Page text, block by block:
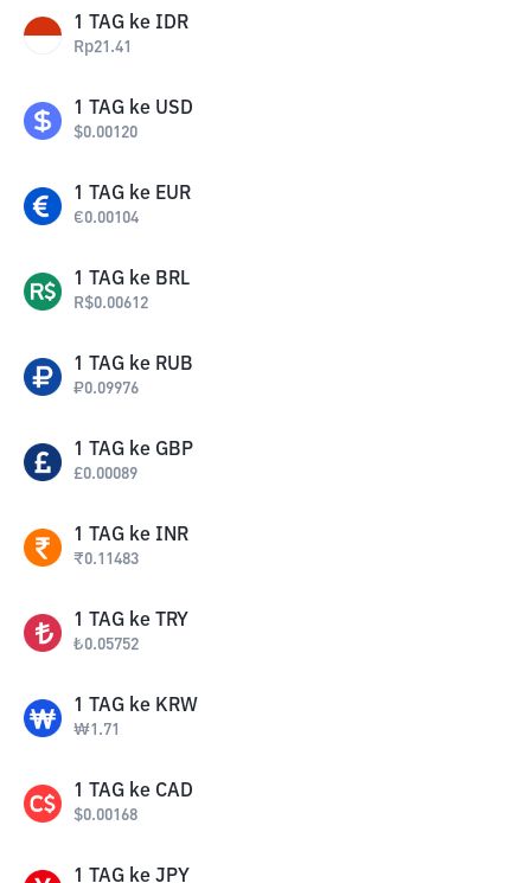
1 TAG ke IDR
Rp21.41
1 TAG ke USD
$0.00120
1 TAG ke EUR
€0.00104
1 TAG ke BRL
R$0.00612
1 TAG ke RUB
₽0.09976
1 TAG ke GBP
£0.00089
1 TAG ke INR
₹0.11483
1 TAG ke TRY
₺0.05752
1 TAG ke KRW
₩1.71
1 TAG ke CAD
$0.00168
1 TAG ke JPY